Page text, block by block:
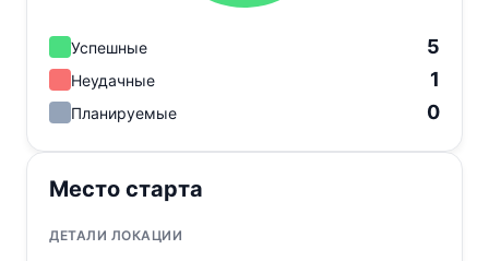
Успешные 5
Неудачные 1
Планируемые 0
Место старта
ДЕТАЛИ ЛОКАЦИИ